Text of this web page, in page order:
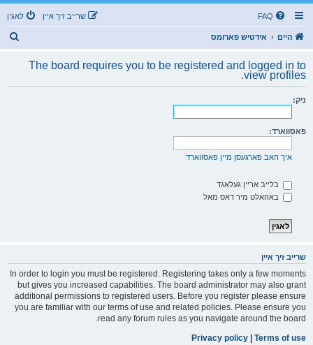
FAQ לאגין שרייב זיך איין
היים אידטיש פארומס
The board requires you to be registered and logged in to
view profiles.
ניק:
פאסווארד:
איך האב פארגעסן מיין פאסווארד
בלייב אריין געלאגד
באהאלט מיר דאס מאל
שרייב זיך איין
In order to login you must be registered. Registering takes only a few moments
but gives you increased capabilities. The board administrator may also grant
additional permissions to registered users. Before you register please ensure
you are familiar with our terms of use and related policies. Please ensure you
read any forum rules as you navigate around the board.
Terms of use
|
Privacy policy